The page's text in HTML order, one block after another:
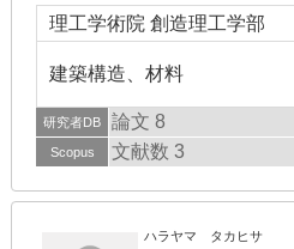
理工学術院 創造理工学部
建築構造、材料
研究者DB 論文 8
Scopus 文献数 3
ハラヤマ タカヒサ